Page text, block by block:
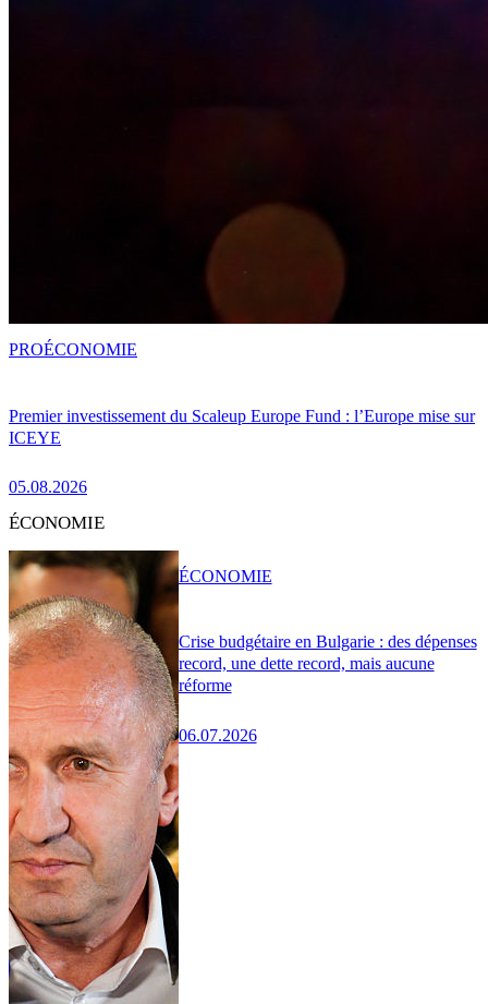
Premier investissement du Scaleup Europe Fund : l’Europe mise sur
ICEYE
05.08.2026
PROÉCONOMIE
ÉCONOMIE
Crise budgétaire en Bulgarie : des dépenses
record, une dette record, mais aucune
réforme
06.07.2026
ÉCONOMIE